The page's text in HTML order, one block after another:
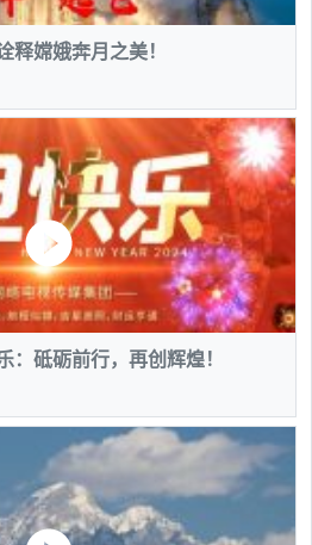
嫦娥奔月之美！
砥砺前行，再创辉煌！